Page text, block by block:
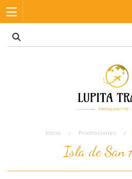
Inicio Promociones
Isla de San